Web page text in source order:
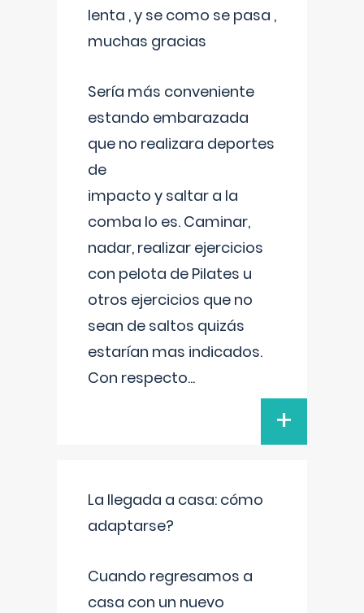
lenta , y se como se pasa ,
muchas gracias
Sería más conveniente
estando embarazada
que no realizara deportes
de
impacto y saltar a la
comba lo es. Caminar,
nadar, realizar ejercicios
con pelota de Pilates u
otros ejercicios que no
sean de saltos quizás
estarían mas indicados.
Con respecto...
+
La llegada a casa: cómo
adaptarse?
Cuando regresamos a
casa con un nuevo